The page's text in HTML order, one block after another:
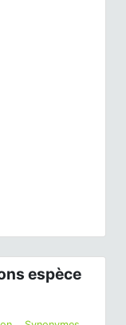
espèce